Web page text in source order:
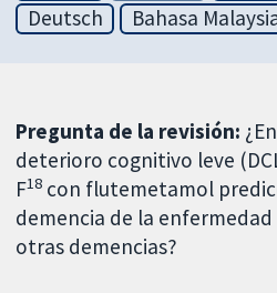
Deutsch
Bahasa
Pregunta de la revisión:
deterioro cognitivo leve
F18 con flutemetamol
demencia de la enfermedad
otras demencias?